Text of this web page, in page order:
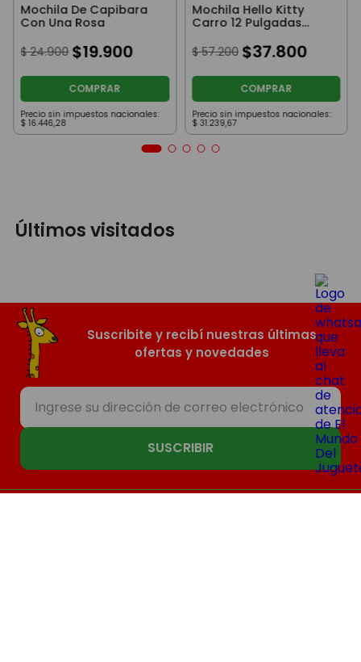
Mochila De Capibara
Con Una Rosa
$ 24.900 $19.900
COMPRAR
Precio sin impuestos nacionales:
$ 16.446,28
Mochila Hello Kitty
Carro 12 Pulgadas
Planet Violeta
$ 57.200 $37.800
COMPRAR
Precio sin impuestos nacionales:
$ 31.239,67
Últimos visitados
Suscribite y recibí nuestras últimas
ofertas y novedades
SUSCRIBIR